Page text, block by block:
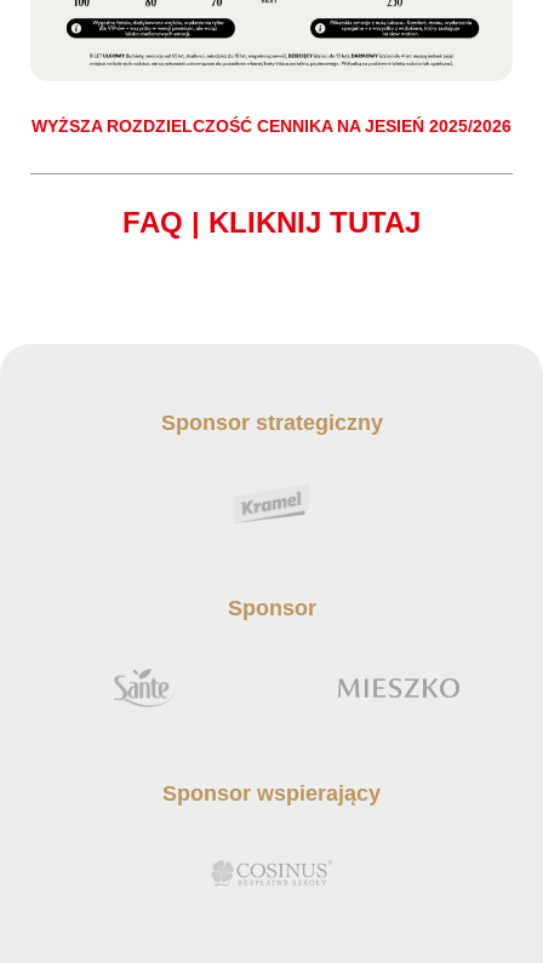
WYŻSZA ROZDZIELCZOŚĆ CENNIKA NA JESIEŃ 2025/2026
FAQ | KLIKNIJ TUTAJ
Sponsor strategiczny
Sponsor
Sponsor wspierający